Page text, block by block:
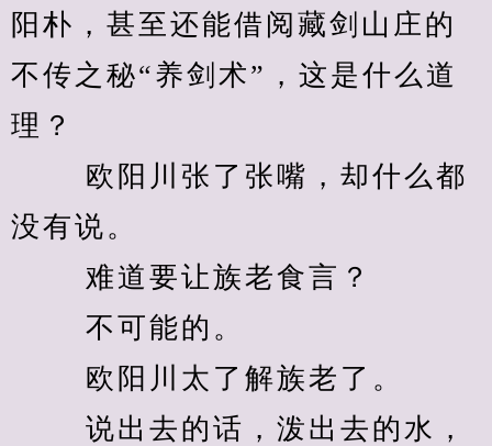
阳朴，甚至还能借阅藏剑山庄的
不传之秘“养剑术”，这是什么道
理？
欧阳川张了张嘴，却什么都
没有说。
难道要让族老食言？
不可能的。
欧阳川太了解族老了。
说出去的话，泼出去的水，